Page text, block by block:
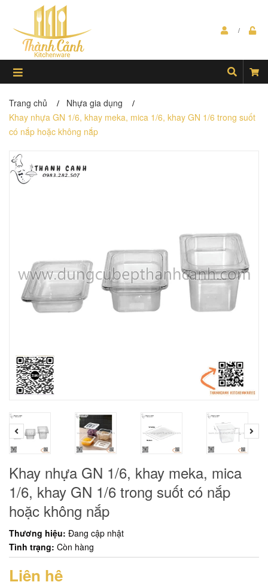
Trang chủ / Nhựa gia dụng /
Khay nhựa GN 1/6, khay meka, mica 1/6, khay GN 1/6 trong suốt
có nắp hoặc không nắp
Khay nhựa GN 1/6, khay meka, mica
1/6, khay GN 1/6 trong suốt có nắp
hoặc không nắp
Thương hiệu: Đang cập nhật
Tình trạng: Còn hàng
Liên hệ